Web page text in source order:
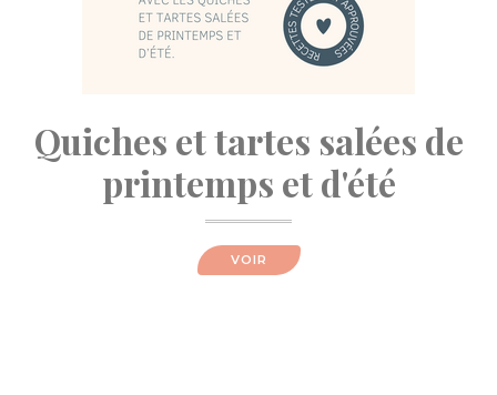
Quiches et tartes salées de
printemps et d'été
VOIR